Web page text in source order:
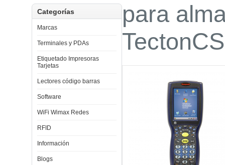
Categorías
Marcas
Terminales y PDAs
Etiquetado Impresoras
Tarjetas
Lectores código barras
Software
WiFi Wimax Redes
RFID
Información
Blogs
para
TectonCS